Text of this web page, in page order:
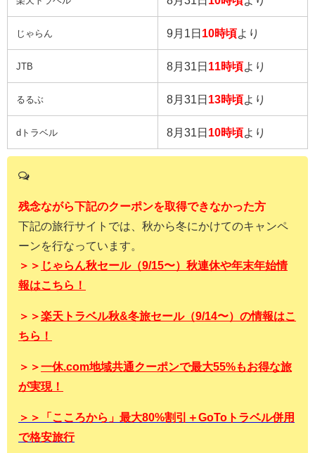
じゃらん 9月1日 10時頃 より
JTB 8月31日 11時頃 より
るるぶ 8月31日 13時頃 より
dトラベル 8月31日 10時頃 より
残念ながら下記のクーポンを取得できなかった方
下記の旅行サイトでは、秋から冬にかけてのキャンペ
ーンを行なっています。
＞＞ じゃらん秋セール（9/15〜）秋連休や年末年始情
報はこちら！
＞＞楽天トラベル秋&冬旅セール（9/14〜）の情報はこ
ちら！
＞＞一休.com地域共通クーポンで最大55%もお得な旅
が実現！
＞＞「こころから」最大80%割引＋GoToトラベル併用
で格安旅行